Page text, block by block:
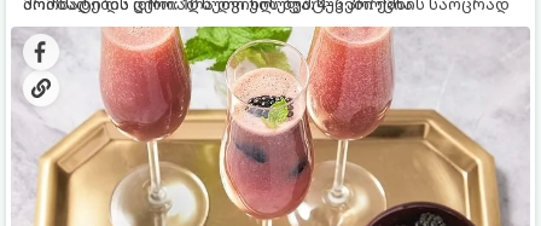
დახვეწილ და მაგრილებელ კოქტეილს.